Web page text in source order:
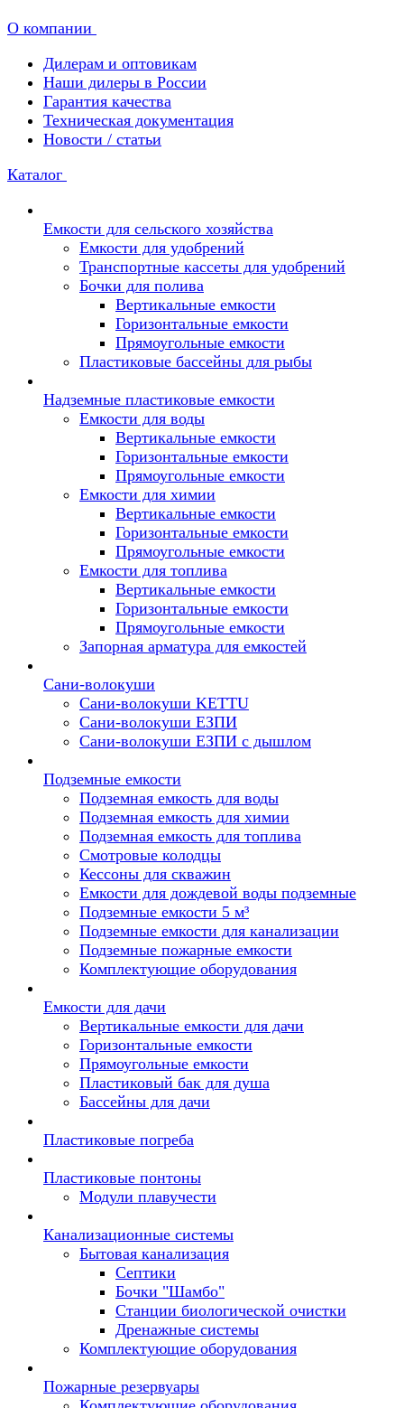
О компании
Дилерам и оптовикам
Наши дилеры в России
Гарантия качества
Техническая документация
Новости / статьи
Каталог
Емкости для сельского хозяйства
Емкости для удобрений
Транспортные кассеты для удобрений
Бочки для полива
Вертикальные емкости
Горизонтальные емкости
Прямоугольные емкости
Пластиковые бассейны для рыбы
Надземные пластиковые емкости
Емкости для воды
Вертикальные емкости
Горизонтальные емкости
Прямоугольные емкости
Емкости для химии
Вертикальные емкости
Горизонтальные емкости
Прямоугольные емкости
Емкоcти для топлива
Вертикальные емкости
Горизонтальные емкости
Прямоугольные емкости
Запорная арматура для емкостей
Сани-волокуши
Сани-волокуши KETTU
Сани-волокуши ЕЗПИ
Сани-волокуши ЕЗПИ с дышлом
Подземные емкости
Подземная емкость для воды
Подземная емкость для химии
Подземная емкость для топлива
Смотровые колодцы
Кессоны для скважин
Емкости для дождевой воды подземные
Подземные емкости 5 м³
Подземные емкости для канализации
Подземные пожарные емкости
Комплектующие оборудования
Емкости для дачи
Вертикальные емкости для дачи
Горизонтальные емкости
Прямоугольные емкости
Пластиковый бак для душа
Бассейны для дачи
Пластиковые погреба
Пластиковые понтоны
Модули плавучести
Канализационные системы
Бытовая канализация
Септики
Бочки "Шамбо"
Станции биологической очистки
Дренажные системы
Комплектующие оборудования
Пожарные резервуары